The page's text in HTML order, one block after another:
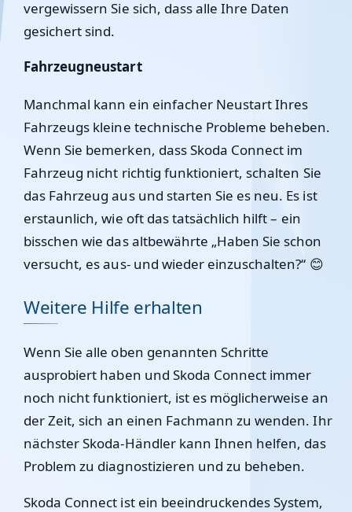
vergewissern Sie sich, dass alle Ihre Daten
gesichert sind.
Fahrzeugneustart
Manchmal kann ein einfacher Neustart Ihres
Fahrzeugs kleine technische Probleme beheben.
Wenn Sie bemerken, dass Skoda Connect im
Fahrzeug nicht richtig funktioniert, schalten Sie
das Fahrzeug aus und starten Sie es neu. Es ist
erstaunlich, wie oft das tatsächlich hilft – ein
bisschen wie das altbewährte „Haben Sie schon
versucht, es aus- und wieder einzuschalten?“ 😊
Weitere Hilfe erhalten
Wenn Sie alle oben genannten Schritte
ausprobiert haben und Skoda Connect immer
noch nicht funktioniert, ist es möglicherweise an
der Zeit, sich an einen Fachmann zu wenden. Ihr
nächster Skoda-Händler kann Ihnen helfen, das
Problem zu diagnostizieren und zu beheben.
Skoda Connect ist ein beeindruckendes System,